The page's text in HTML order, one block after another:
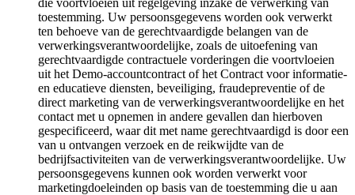
die voortvloeien uit regelgeving inzake de verwerking van
toestemming. Uw persoonsgegevens worden ook verwerkt
ten behoeve van de gerechtvaardigde belangen van de
verwerkingsverantwoordelijke, zoals de uitoefening van
gerechtvaardigde contractuele vorderingen die voortvloeien
uit het Demo-accountcontract of het Contract voor informatie-
en educatieve diensten, beveiliging, fraudepreventie of de
direct marketing van de verwerkingsverantwoordelijke en het
contact met u opnemen in andere gevallen dan hierboven
gespecificeerd, waar dit met name gerechtvaardigd is door een
van u ontvangen verzoek en de reikwijdte van de
bedrijfsactiviteiten van de verwerkingsverantwoordelijke. Uw
persoonsgegevens kunnen ook worden verwerkt voor
marketingdoeleinden op basis van de toestemming die u aan